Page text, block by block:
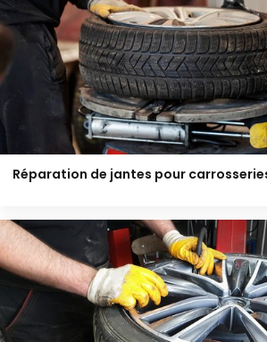
Réparation de jantes pour